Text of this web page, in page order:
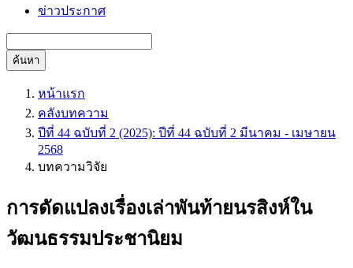
ข่าวประกาศ
ค้นหา
หน้าแรก
คลังบทความ
ปีที่ 44 ฉบับที่ 2 (2025): ปีที่ 44 ฉบับที่ 2 มีนาคม - เมษายน
2568
บทความวิจัย
การดัดแปลงเรื่องเล่าพันท้ายนรสิงห์ใน
วัฒนธรรมประชานิยม